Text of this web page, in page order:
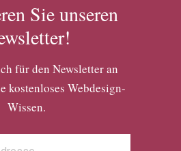
für den Newsletter an
kostenloses Webdesign-
Wissen.
Sie unseren